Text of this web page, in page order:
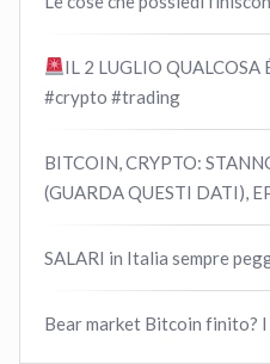
IL 2 LUGLIO
#crypto #trading
BITCOIN, CRYPTO:
(GUARDA QUESTI DATI),
SALARI in Italia sempre
Bear market Bitcoin finito? I